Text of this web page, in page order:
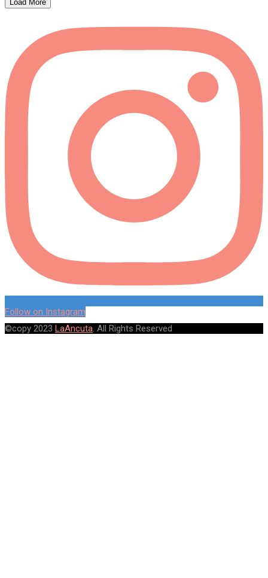
Load More
Follow on Instagram
©copy 2023 LaAncuta. All Rights Reserved